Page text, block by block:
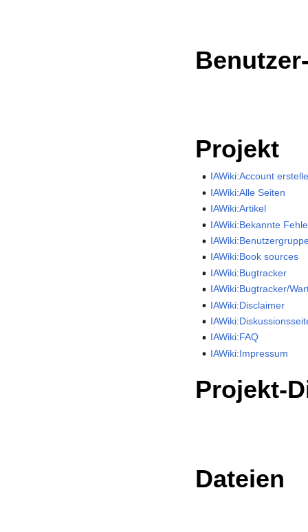
Projekt
IAWiki:Account
IAWiki:Alle Seiten
IAWiki:Artikel
IAWiki:Bekannte
IAWiki:Book sources
IAWiki:Bugtracker
IAWiki:Bugtracker/
IAWiki:Disclaimer
IAWiki:FAQ
IAWiki:Impressum
Projekt-
Dateien